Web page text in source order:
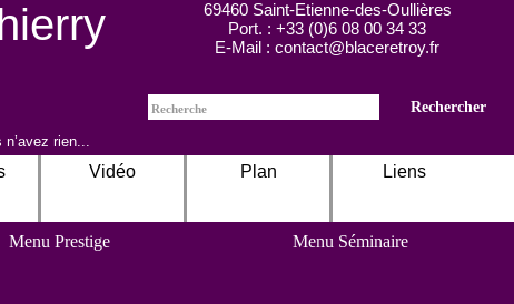
69460 Saint-Etienne-des-Oullières
Port. : +33 (0)6 08 00 34 33
E-Mail : contact@blaceretroy.fr
rien...
Vidéo Plan Liens
Menu Prestige Menu Séminaire